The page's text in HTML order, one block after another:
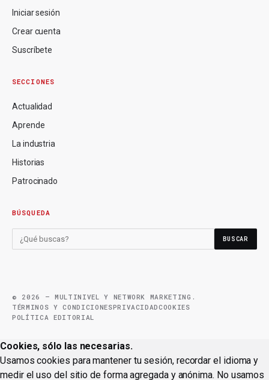
Iniciar sesión
Crear cuenta
Suscríbete
SECCIONES
Actualidad
Aprende
La industria
Historias
Patrocinado
BÚSQUEDA
BUSCAR
© 2026 — MULTINIVEL Y NETWORK MARKETING.
TÉRMINOS Y CONDICIONESPRIVACIDADCOOKIES
POLÍTICA EDITORIAL
Cookies, sólo las necesarias.
Usamos cookies para mantener tu sesión, recordar el idioma y
medir el uso del sitio de forma agregada y anónima. No usamos